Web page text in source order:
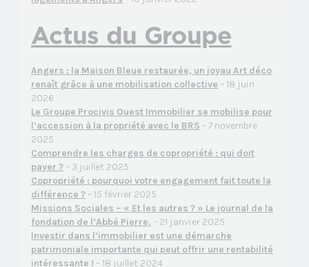
Actus du Groupe
Angers : la Maison Bleue restaurée, un joyau Art déco
renaît grâce à une mobilisation collective – 18 juin
2026
Le Groupe Procivis Ouest Immobilier se mobilise pour
l’accession à la propriété avec le BRS – 7 novembre
2025
Comprendre les charges de copropriété : qui doit
payer ? – 3 juillet 2025
Copropriété : pourquoi votre engagement fait toute la
différence ? – 15 février 2025
Missions Sociales – « Et les autres ? » Le journal de la
fondation de l’Abbé Pierre. – 21 janvier 2025
Investir dans l’immobilier est une démarche
patrimoniale importante qui peut offrir une rentabilité
intéressante ! – 18 juillet 2024